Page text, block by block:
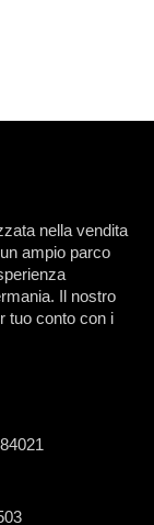
nella vendita
ampio parco
Il nostro
tuo conto con i